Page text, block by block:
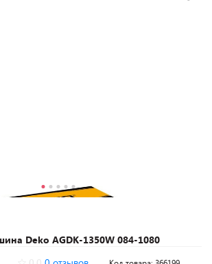
Deko AGDK-1350W 084-1080